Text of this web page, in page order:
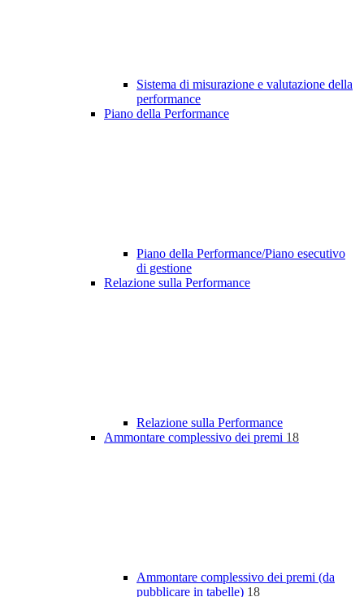
Sistema di misurazione e valutazione della
performance
Piano della Performance
Piano della Performance/Piano esecutivo
di gestione
Relazione sulla Performance
Relazione sulla Performance
Ammontare complessivo dei premi 18
Ammontare complessivo dei premi (da
pubblicare in tabelle) 18